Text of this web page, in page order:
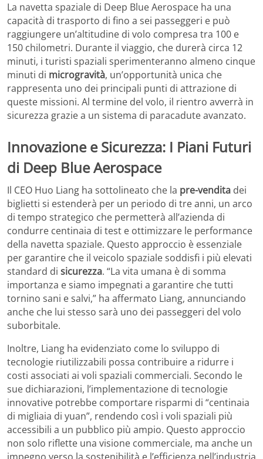
La navetta spaziale di Deep Blue Aerospace ha una
capacità di trasporto di fino a sei passeggeri e può
raggiungere un’altitudine di volo compresa tra 100 e
150 chilometri. Durante il viaggio, che durerà circa 12
minuti, i turisti spaziali sperimenteranno almeno cinque
minuti di microgravità, un’opportunità unica che
rappresenta uno dei principali punti di attrazione di
queste missioni. Al termine del volo, il rientro avverrà in
sicurezza grazie a un sistema di paracadute avanzato.
Innovazione e Sicurezza: I Piani Futuri
di Deep Blue Aerospace
Il CEO Huo Liang ha sottolineato che la pre-vendita dei
biglietti si estenderà per un periodo di tre anni, un arco
di tempo strategico che permetterà all’azienda di
condurre centinaia di test e ottimizzare le performance
della navetta spaziale. Questo approccio è essenziale
per garantire che il veicolo spaziale soddisfi i più elevati
standard di sicurezza. “La vita umana è di somma
importanza e siamo impegnati a garantire che tutti
tornino sani e salvi,” ha affermato Liang, annunciando
anche che lui stesso sarà uno dei passeggeri del volo
suborbitale.
Inoltre, Liang ha evidenziato come lo sviluppo di
tecnologie riutilizzabili possa contribuire a ridurre i
costi associati ai voli spaziali commerciali. Secondo le
sue dichiarazioni, l’implementazione di tecnologie
innovative potrebbe comportare risparmi di “centinaia
di migliaia di yuan”, rendendo così i voli spaziali più
accessibili a un pubblico più ampio. Questo approccio
non solo riflette una visione commerciale, ma anche un